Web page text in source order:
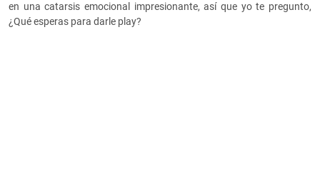
en una catarsis emocional impresionante, así que yo te pregunto,
¿Qué esperas para darle play?